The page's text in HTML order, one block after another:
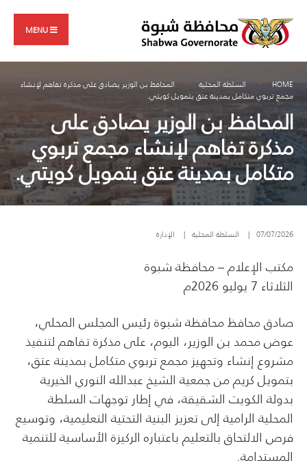
content
MENU
HOME السلطة المحلية
المحافظ بن الوزير يصادق على مذكرة تفاهم لإنشاء
مجمع تربوي متكامل بمدينة عتق بتمويل كويتي.
المحافظ بن الوزير يصادق على
مذكرة تفاهم لإنشاء مجمع تربوي
متكامل بمدينة عتق بتمويل كويتي.
07/07/2026
| السلطة المحلية | الإدارة
مكتب الإعلام – محافظة شبوة
الثلاثاء 7 يوليو 2026م
صادق محافظ محافظة شبوة رئيس المجلس المحلي،
عوض محمد بن الوزير، اليوم، على مذكرة تفاهم لتنفيذ
مشروع إنشاء وتجهيز مجمع تربوي متكامل بمدينة عتق،
بتمويل كريم من جمعية الشيخ عبدالله النوري الخيرية
بدولة الكويت الشقيقة، في إطار توجهات السلطة
المحلية الرامية إلى تعزيز البنية التحتية التعليمية، وتوسيع
فرص الالتحاق بالتعليم باعتباره الركيزة الأساسية للتنمية
المستدامة.
for: